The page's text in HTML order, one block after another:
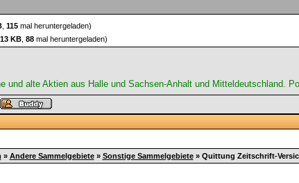
, 115mal heruntergeladen)
KB, 88mal heruntergeladen)
und alte Aktien aus Halle und Sachsen-Anhalt und Mitteldeutschland.
» Andere Sammelgebiete» Sonstige Sammelgebiete» Quittung Zeitschrift-